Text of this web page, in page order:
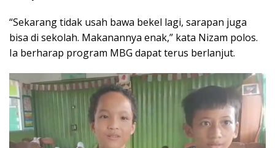
“Sekarang tidak usah bawa bekel lagi, sarapan juga
bisa di sekolah. Makanannya enak,” kata Nizam polos.
Ia berharap program MBG dapat terus berlanjut.